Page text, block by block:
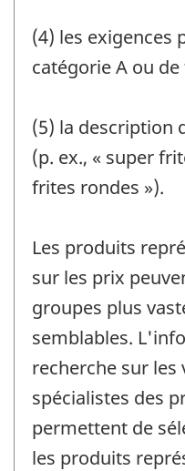
(4) les exigences
catégorie A ou
(5) la description
(p. ex., « super
frites rondes »).
Les produits
sur les prix
groupes plus
semblables.
recherche sur les
spécialistes des
permettent de
les produits